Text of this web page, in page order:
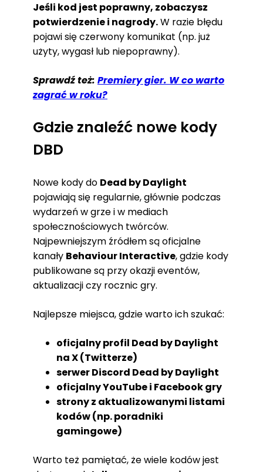
Jeśli kod jest poprawny, zobaczysz
potwierdzenie i nagrody.W razie błędu
pojawi się czerwony komunikat (np. już
użyty, wygasł lub niepoprawny).
Sprawdź też: Premiery gier. W co warto
zagrać w roku?
Gdzie znaleźć nowe kody
DBD
Nowe kody do Dead by Daylight
pojawiają się regularnie, głównie podczas
wydarzeń w grze i w mediach
społecznościowych twórców.
Najpewniejszym źródłem są oficjalne
kanały Behaviour Interactive, gdzie kody
publikowane są przy okazji eventów,
aktualizacji czy rocznic gry.
Najlepsze miejsca, gdzie warto ich szukać:
oficjalny profil Dead by Daylight
na X (Twitterze)
serwer Discord Dead by Daylight
oficjalny YouTube i Facebook gry
strony z aktualizowanymi listami
kodów (np. poradniki
gamingowe)
Warto też pamiętać, że wiele kodów jest